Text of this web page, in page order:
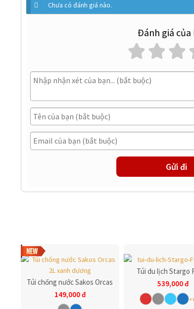
Chưa có đánh giá nào.
Đánh giá của
Túi chống nước Sakos Orcas
149,000đ
Túi du lịch Stargo
539,000đ